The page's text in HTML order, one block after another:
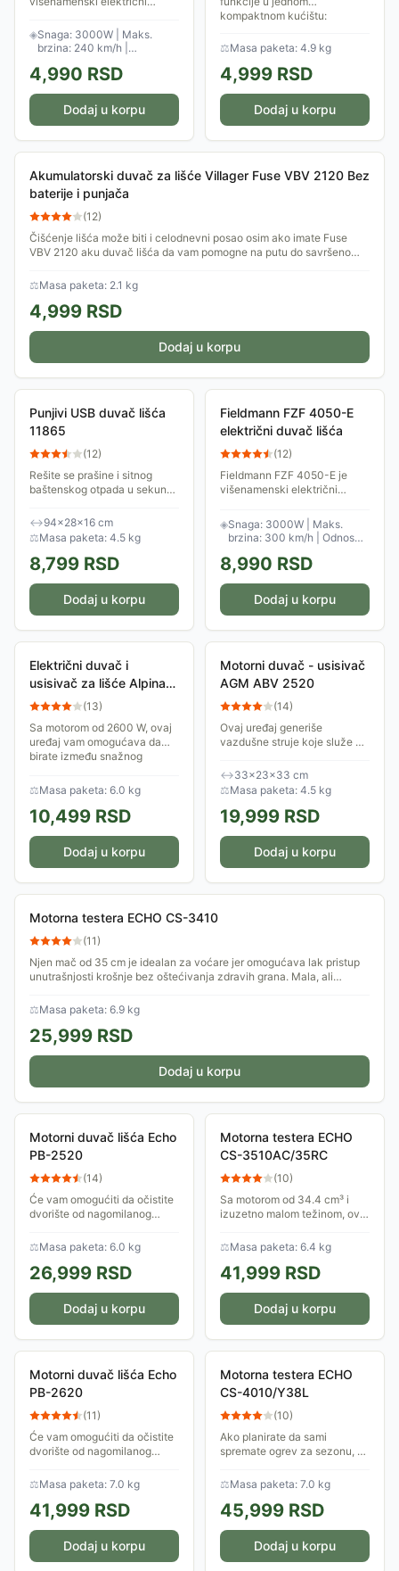
za duvanje, usitnjavanje i
usisavanje lišća i drugog
◈Snaga: 3000W | Maks.
brzina: 240 km/h |
4,990 RSD
Dodaj u korpu
kompaktnom kućištu:
usitnjavanje lišća. Ugrađeni
mehanizam sitni lišće u
odnosu...
⚖Masa paketa: 4.9 kg
4,999 RSD
Dodaj u korpu
Akumulatorski duvač za lišće Villager Fuse VBV 2120 Bez
baterije i punjača
(12)
Čišćenje lišća može biti i celodnevni posao osim ako imate Fuse
VBV 2120 aku duvač lišća da vam pomogne na putu do savršeno
⚖Masa paketa: 2.1 kg
4,999 RSD
Dodaj u korpu
Punjivi USB duvač lišća
11865
(12)
Rešite se prašine i sitnog
baštenskog otpada u sekundi
prenosnog punjivog duvača.
Dizajniran kao višenamenski
bežični...
↔94×28×16 cm
⚖Masa paketa: 4.5 kg
8,799 RSD
Dodaj u korpu
Fieldmann FZF 4050-E
električni duvač lišća
(12)
Fieldmann FZF 4050-E je
višenamenski električni
dizajniran da olakša čišćenje i
održavanje vašeg dvorišta.
◈Snaga: 3000W | Maks.
brzina: 300 km/h | Odnos
8,990 RSD
Dodaj u korpu
Električni duvač i
usisivač za lišće Alpina
ABL 2.6 E
(13)
Sa motorom od 2600 W, ovaj
uređaj vam omogućava da
birate između snažnog
na gomilu ili funkcije
usisavanja kojom se lišće...
⚖Masa paketa: 6.0 kg
10,499 RSD
Dodaj u korpu
Motorni duvač - usisivač
AGM ABV 2520
(14)
Ovaj uređaj generiše
vazdušne struje koje služe za
sličnih neželjenih materija.
Pogodan je za čišćenje
travnjaka, staza,...
↔33×23×33 cm
⚖Masa paketa: 4.5 kg
19,999 RSD
Dodaj u korpu
Motorna testera ECHO CS-3410
(11)
Njen mač od 35 cm je idealan za voćare jer omogućava lak pristup
unutrašnjosti krošnje bez oštećivanja zdravih grana. Mala, ali
⚖Masa paketa: 6.9 kg
25,999 RSD
Dodaj u korpu
Motorni duvač lišća Echo
PB-2520
(14)
Će vam omogućiti da očistite
dvorište od nagomilanog
snage i težine koji kombinuje
veliku snagu sa lakoćom
rukovanja....
⚖Masa paketa: 6.0 kg
26,999 RSD
Dodaj u korpu
Motorna testera ECHO
CS-3510AC/35RC
(10)
Sa motorom od 34.4 cm³ i
izuzetno malom težinom, ovo
vlasnike voćnjaka, vikendica
i sve one koji traže
maksimalnu...
⚖Masa paketa: 6.4 kg
41,999 RSD
Dodaj u korpu
Motorni duvač lišća Echo
PB-2620
(11)
Će vam omogućiti da očistite
dvorište od nagomilanog
snage i težine koji kombinuje
veliku snagu sa lakoćom
rukovanja....
⚖Masa paketa: 7.0 kg
41,999 RSD
Dodaj u korpu
Motorna testera ECHO
CS-4010/Y38L
(10)
Ako planirate da sami
spremate ogrev za sezonu, a
pažnju, ovo je model koji
pokriva oba sveta. Zbog
mača od 38 cm, ona je...
⚖Masa paketa: 7.0 kg
45,999 RSD
Dodaj u korpu